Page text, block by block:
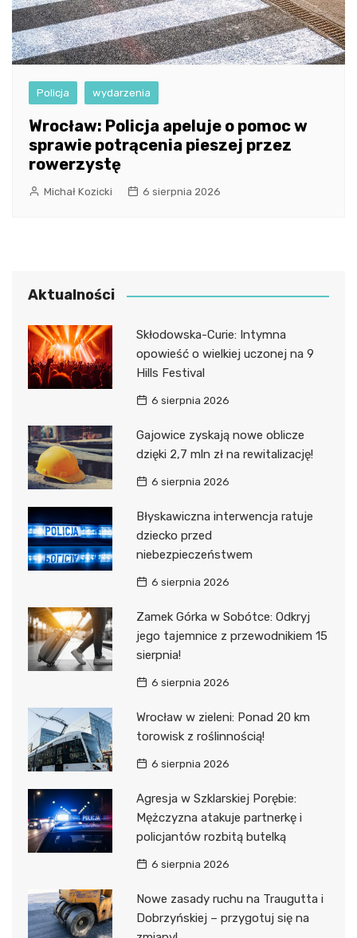
Policja wydarzenia
Wrocław: Policja apeluje o pomoc w
sprawie potrącenia pieszej przez
rowerzystę
Michał Kozicki 6 sierpnia 2026
Aktualności
Skłodowska-Curie: Intymna
opowieść o wielkiej uczonej na 9
Hills Festival
6 sierpnia 2026
Gajowice zyskają nowe oblicze
dzięki 2,7 mln zł na rewitalizację!
6 sierpnia 2026
Błyskawiczna interwencja ratuje
dziecko przed
niebezpieczeństwem
6 sierpnia 2026
Zamek Górka w Sobótce: Odkryj
jego tajemnice z przewodnikiem 15
sierpnia!
6 sierpnia 2026
Wrocław w zieleni: Ponad 20 km
torowisk z roślinnością!
6 sierpnia 2026
Agresja w Szklarskiej Porębie:
Mężczyzna atakuje partnerkę i
policjantów rozbitą butelką
6 sierpnia 2026
Nowe zasady ruchu na Traugutta i
Dobrzyńskiej – przygotuj się na